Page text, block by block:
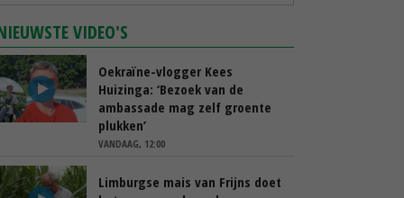
VIDEO'S
Oekraïne-vlogger Kees
Huizinga: ‘Bezoek van de
ambassade mag zelf groente
plukken’
VANDAAG, 12:00
Limburgse mais van Frijns doet